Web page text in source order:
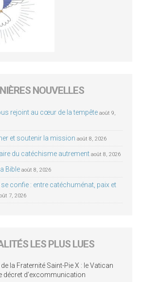
NOUVELLES
rejoint au cœur de la tempête août 9,
et soutenir la mission août 8, 2026
du catéchisme autrement août 8, 2026
Bible août 8, 2026
confie : entre catéchuménat, paix et
7, 2026
LES PLUS LUES
la Fraternité Saint-Pie X : le Vatican
décret d’excommunication